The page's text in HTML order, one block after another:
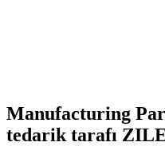
Manufacturing
tedarik tarafı